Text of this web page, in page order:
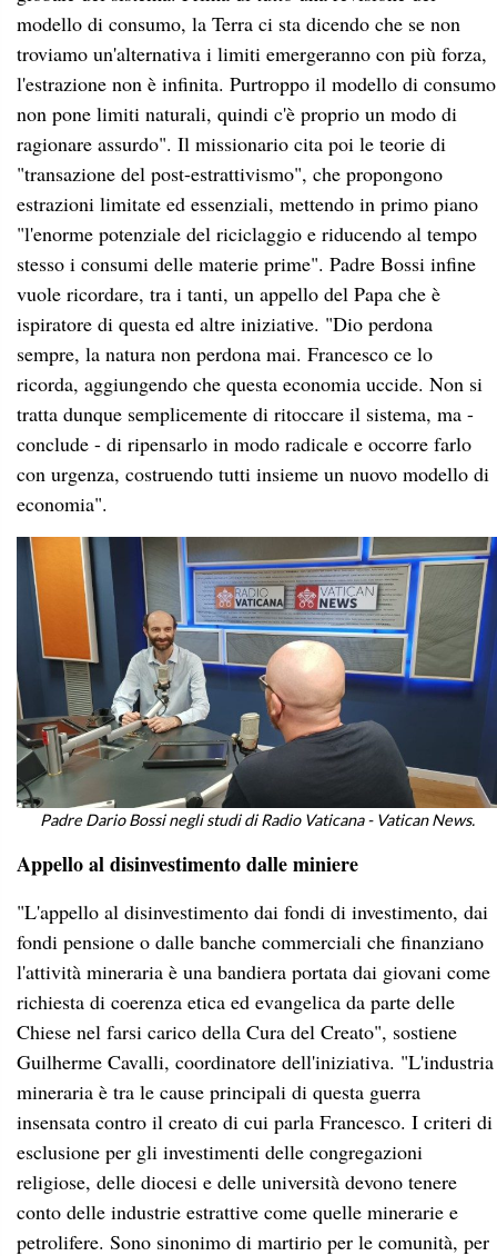
modello di consumo, la Terra ci sta dicendo che se non
troviamo un'alternativa i limiti emergeranno con più forza,
l'estrazione non è infinita. Purtroppo il modello di consumo
non pone limiti naturali, quindi c'è proprio un modo di
ragionare assurdo". Il missionario cita poi le teorie di
"transazione del post-estrattivismo", che propongono
estrazioni limitate ed essenziali, mettendo in primo piano
"l'enorme potenziale del riciclaggio e riducendo al tempo
stesso i consumi delle materie prime". Padre Bossi infine
vuole ricordare, tra i tanti, un appello del Papa che è
ispiratore di questa ed altre iniziative. "Dio perdona
sempre, la natura non perdona mai. Francesco ce lo
ricorda, aggiungendo che questa economia uccide. Non si
tratta dunque semplicemente di ritoccare il sistema, ma -
conclude - di ripensarlo in modo radicale e occorre farlo
con urgenza, costruendo tutti insieme un nuovo modello di
economia".
Padre Dario Bossi negli studi di Radio Vaticana - Vatican News.
Appello al disinvestimento dalle miniere
"L'appello al disinvestimento dai fondi di investimento, dai
fondi pensione o dalle banche commerciali che finanziano
l'attività mineraria è una bandiera portata dai giovani come
richiesta di coerenza etica ed evangelica da parte delle
Chiese nel farsi carico della Cura del Creato", sostiene
Guilherme Cavalli, coordinatore dell'iniziativa. "L'industria
mineraria è tra le cause principali di questa guerra
insensata contro il creato di cui parla Francesco. I criteri di
esclusione per gli investimenti delle congregazioni
religiose, delle diocesi e delle università devono tenere
conto delle industrie estrattive come quelle minerarie e
petrolifere. Sono sinonimo di martirio per le comunità, per